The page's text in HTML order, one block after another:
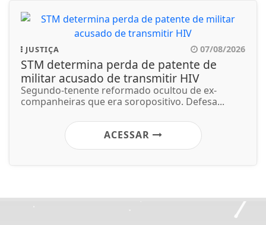
JUSTIÇA 07/08/2026
STM determina perda de patente de
militar acusado de transmitir HIV
Segundo-tenente reformado ocultou de ex-
companheiras que era soropositivo. Defesa...
ACESSAR